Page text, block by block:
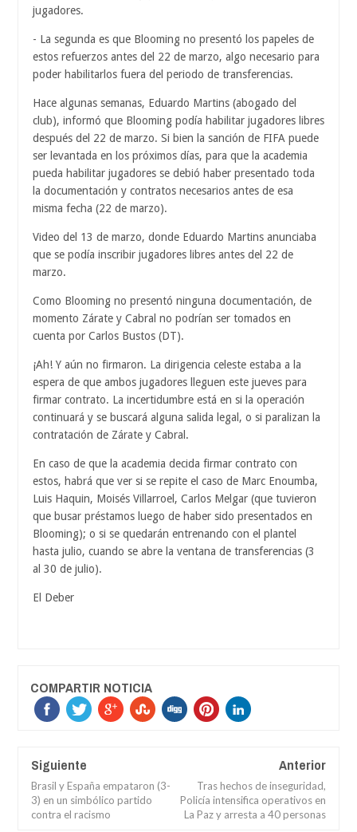
jugadores.
- La segunda es que Blooming no presentó los papeles de
estos refuerzos antes del 22 de marzo, algo necesario para
poder habilitarlos fuera del periodo de transferencias.
Hace algunas semanas, Eduardo Martins (abogado del
club), informó que Blooming podía habilitar jugadores libres
después del 22 de marzo. Si bien la sanción de FIFA puede
ser levantada en los próximos días, para que la academia
pueda habilitar jugadores se debió haber presentado toda
la documentación y contratos necesarios antes de esa
misma fecha (22 de marzo).
Video del 13 de marzo, donde Eduardo Martins anunciaba
que se podía inscribir jugadores libres antes del 22 de
marzo.
Como Blooming no presentó ninguna documentación, de
momento Zárate y Cabral no podrían ser tomados en
cuenta por Carlos Bustos (DT).
¡Ah! Y aún no firmaron. La dirigencia celeste estaba a la
espera de que ambos jugadores lleguen este jueves para
firmar contrato. La incertidumbre está en si la operación
continuará y se buscará alguna salida legal, o si paralizan la
contratación de Zárate y Cabral.
En caso de que la academia decida firmar contrato con
estos, habrá que ver si se repite el caso de Marc Enoumba,
Luis Haquin, Moisés Villarroel, Carlos Melgar (que tuvieron
que busar préstamos luego de haber sido presentados en
Blooming); o si se quedarán entrenando con el plantel
hasta julio, cuando se abre la ventana de transferencias (3
al 30 de julio).
El Deber
COMPARTIR NOTICIA
Siguiente
Brasil y España empataron (3-
3) en un simbólico partido
contra el racismo
Anterior
Tras hechos de inseguridad,
Policía intensifica operativos en
La Paz y arresta a 40 personas